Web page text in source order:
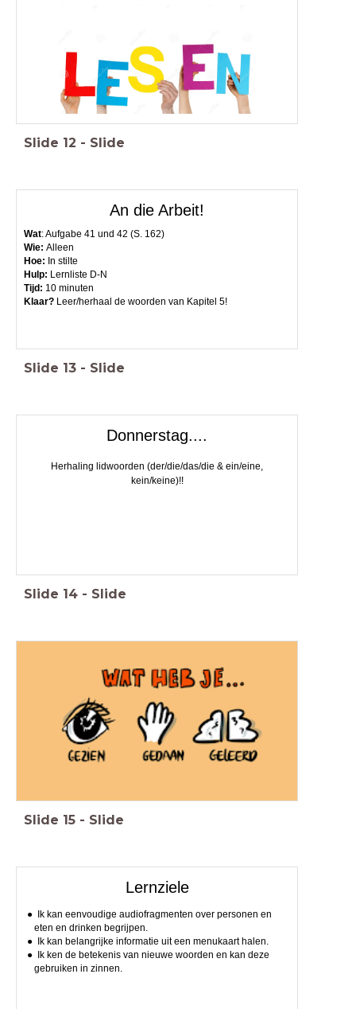
Slide 12 - Slide
An die Arbeit!
Wat: Aufgabe 41 und 42 (S. 162)
Wie: Alleen
Hoe: In stilte
Hulp: Lernliste D-N
Tijd: 10 minuten
Klaar? Leer/herhaal de woorden van Kapitel 5!
Slide 13 - Slide
Donnerstag....
Herhaling lidwoorden (der/die/das/die & ein/eine,
kein/keine)!!
Slide 14 - Slide
Slide 15 - Slide
Lernziele
Ik kan eenvoudige audiofragmenten over personen en
eten en drinken begrijpen.
Ik kan belangrijke informatie uit een menukaart halen.
Ik ken de betekenis van nieuwe woorden en kan deze
gebruiken in zinnen.